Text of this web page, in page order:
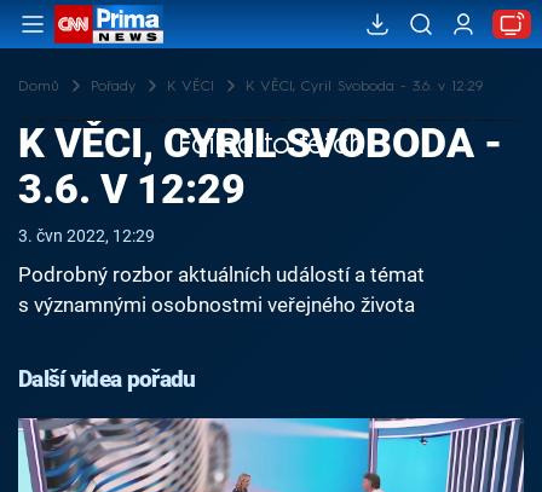
Domů Pořady K VĚCI K VĚCI, Cyril Svoboda - 3.6. v 12:29
Failed to fetch
K VĚCI, CYRIL SVOBODA -
3.6. V 12:29
3. čvn 2022, 12:29
Podrobný rozbor aktuálních událostí a témat
s významnými osobnostmi veřejného života
Další videa pořadu